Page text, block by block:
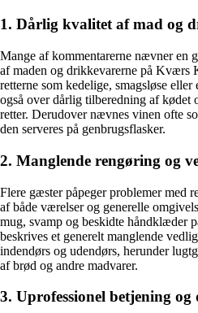
1. Dårlig kvalitet af mad og
Mange af kommentarerne nævner en
af maden og drikkevarerne på Kværs
retterne som kedelige, smagsløse
også over dårlig tilberedning af kødet
retter. Derudover nævnes vinen ofte
den serveres på genbrugsflasker.
2. Manglende rengøring og
Flere gæster påpeger problemer med
af både værelser og generelle
mug, svamp og beskidte håndklæder
beskrives et generelt manglende
indendørs og udendørs, herunder
af brød og andre madvarer.
3. Uprofessionel betjening og